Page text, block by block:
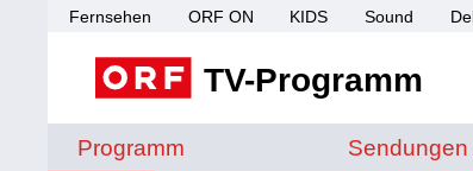
Fernsehen ORF ON KIDS Sound
TV-Programm
Programm Sendungen
Sendungen